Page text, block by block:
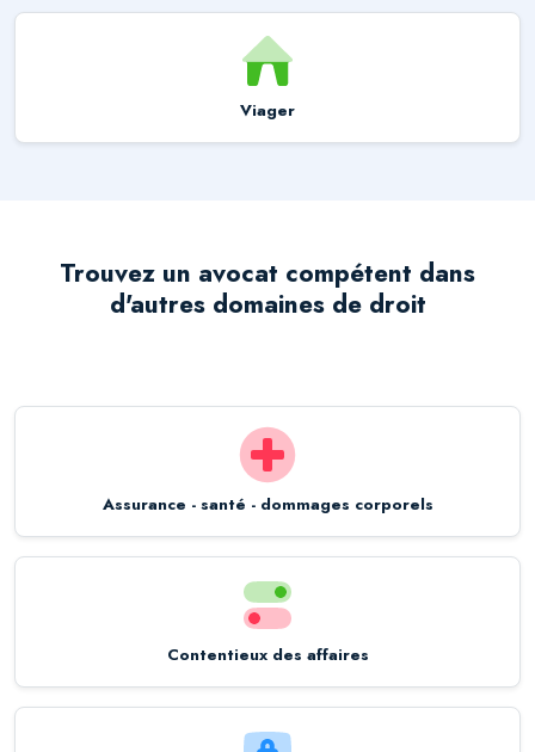
Viager
Trouvez un avocat compétent dans
d'autres domaines de droit
Assurance - santé - dommages corporels
Contentieux des affaires